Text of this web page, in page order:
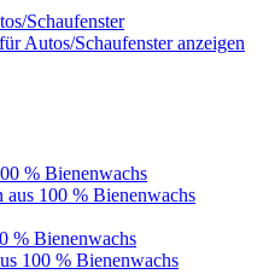
Schaufenster
Autos/Schaufenster anzeigen
% Bienenwachs
aus 100 % Bienenwachs
% Bienenwachs
100 % Bienenwachs